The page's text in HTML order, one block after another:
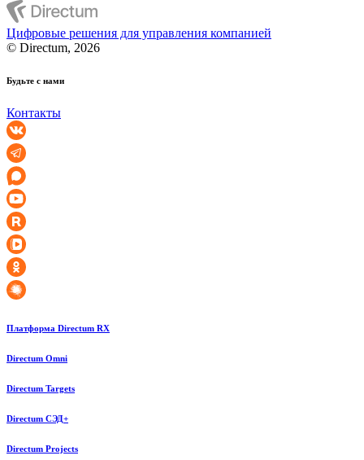
Цифровые решения для управления компанией
© Directum, 2026
Будьте с нами
Контакты
Платформа Directum RX
Directum Omni
Directum Targets
Directum СЭД+
Directum Projects